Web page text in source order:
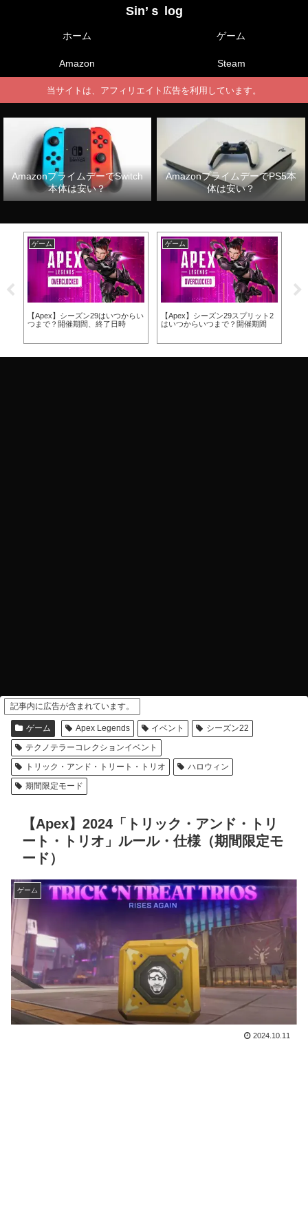
Sin’ｓ log
ホーム ゲーム
Amazon Steam
当サイトは、アフィリエイト広告を利用しています。
AmazonプライムデーでSwitch
本体は安い？
AmazonプライムデーでPS5本
体は安い？
ーズン29はいつからい
催期間、終了日時
ゲーム
【Apex】シーズン29スプリット2
はいつからいつまで？開催期間
ゲーム
【Apex】シーズン
ーション（ランクマ
記事内に広告が含まれています。
ゲーム Apex Legends イベント
シーズン22
テクノテラーコレクションイベント
トリック・アンド・トリート・トリオ
ハロウィン
期間限定モード
【Apex】2024「トリック・アンド・トリ
ート・トリオ」ルール・仕様（期間限定モ
ード）
ゲーム
2024.10.11